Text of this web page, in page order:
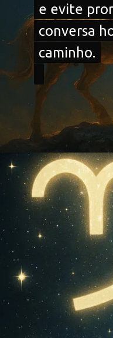
e evite
conversa
caminho.
e evite
conversa
caminho.
Opening https://